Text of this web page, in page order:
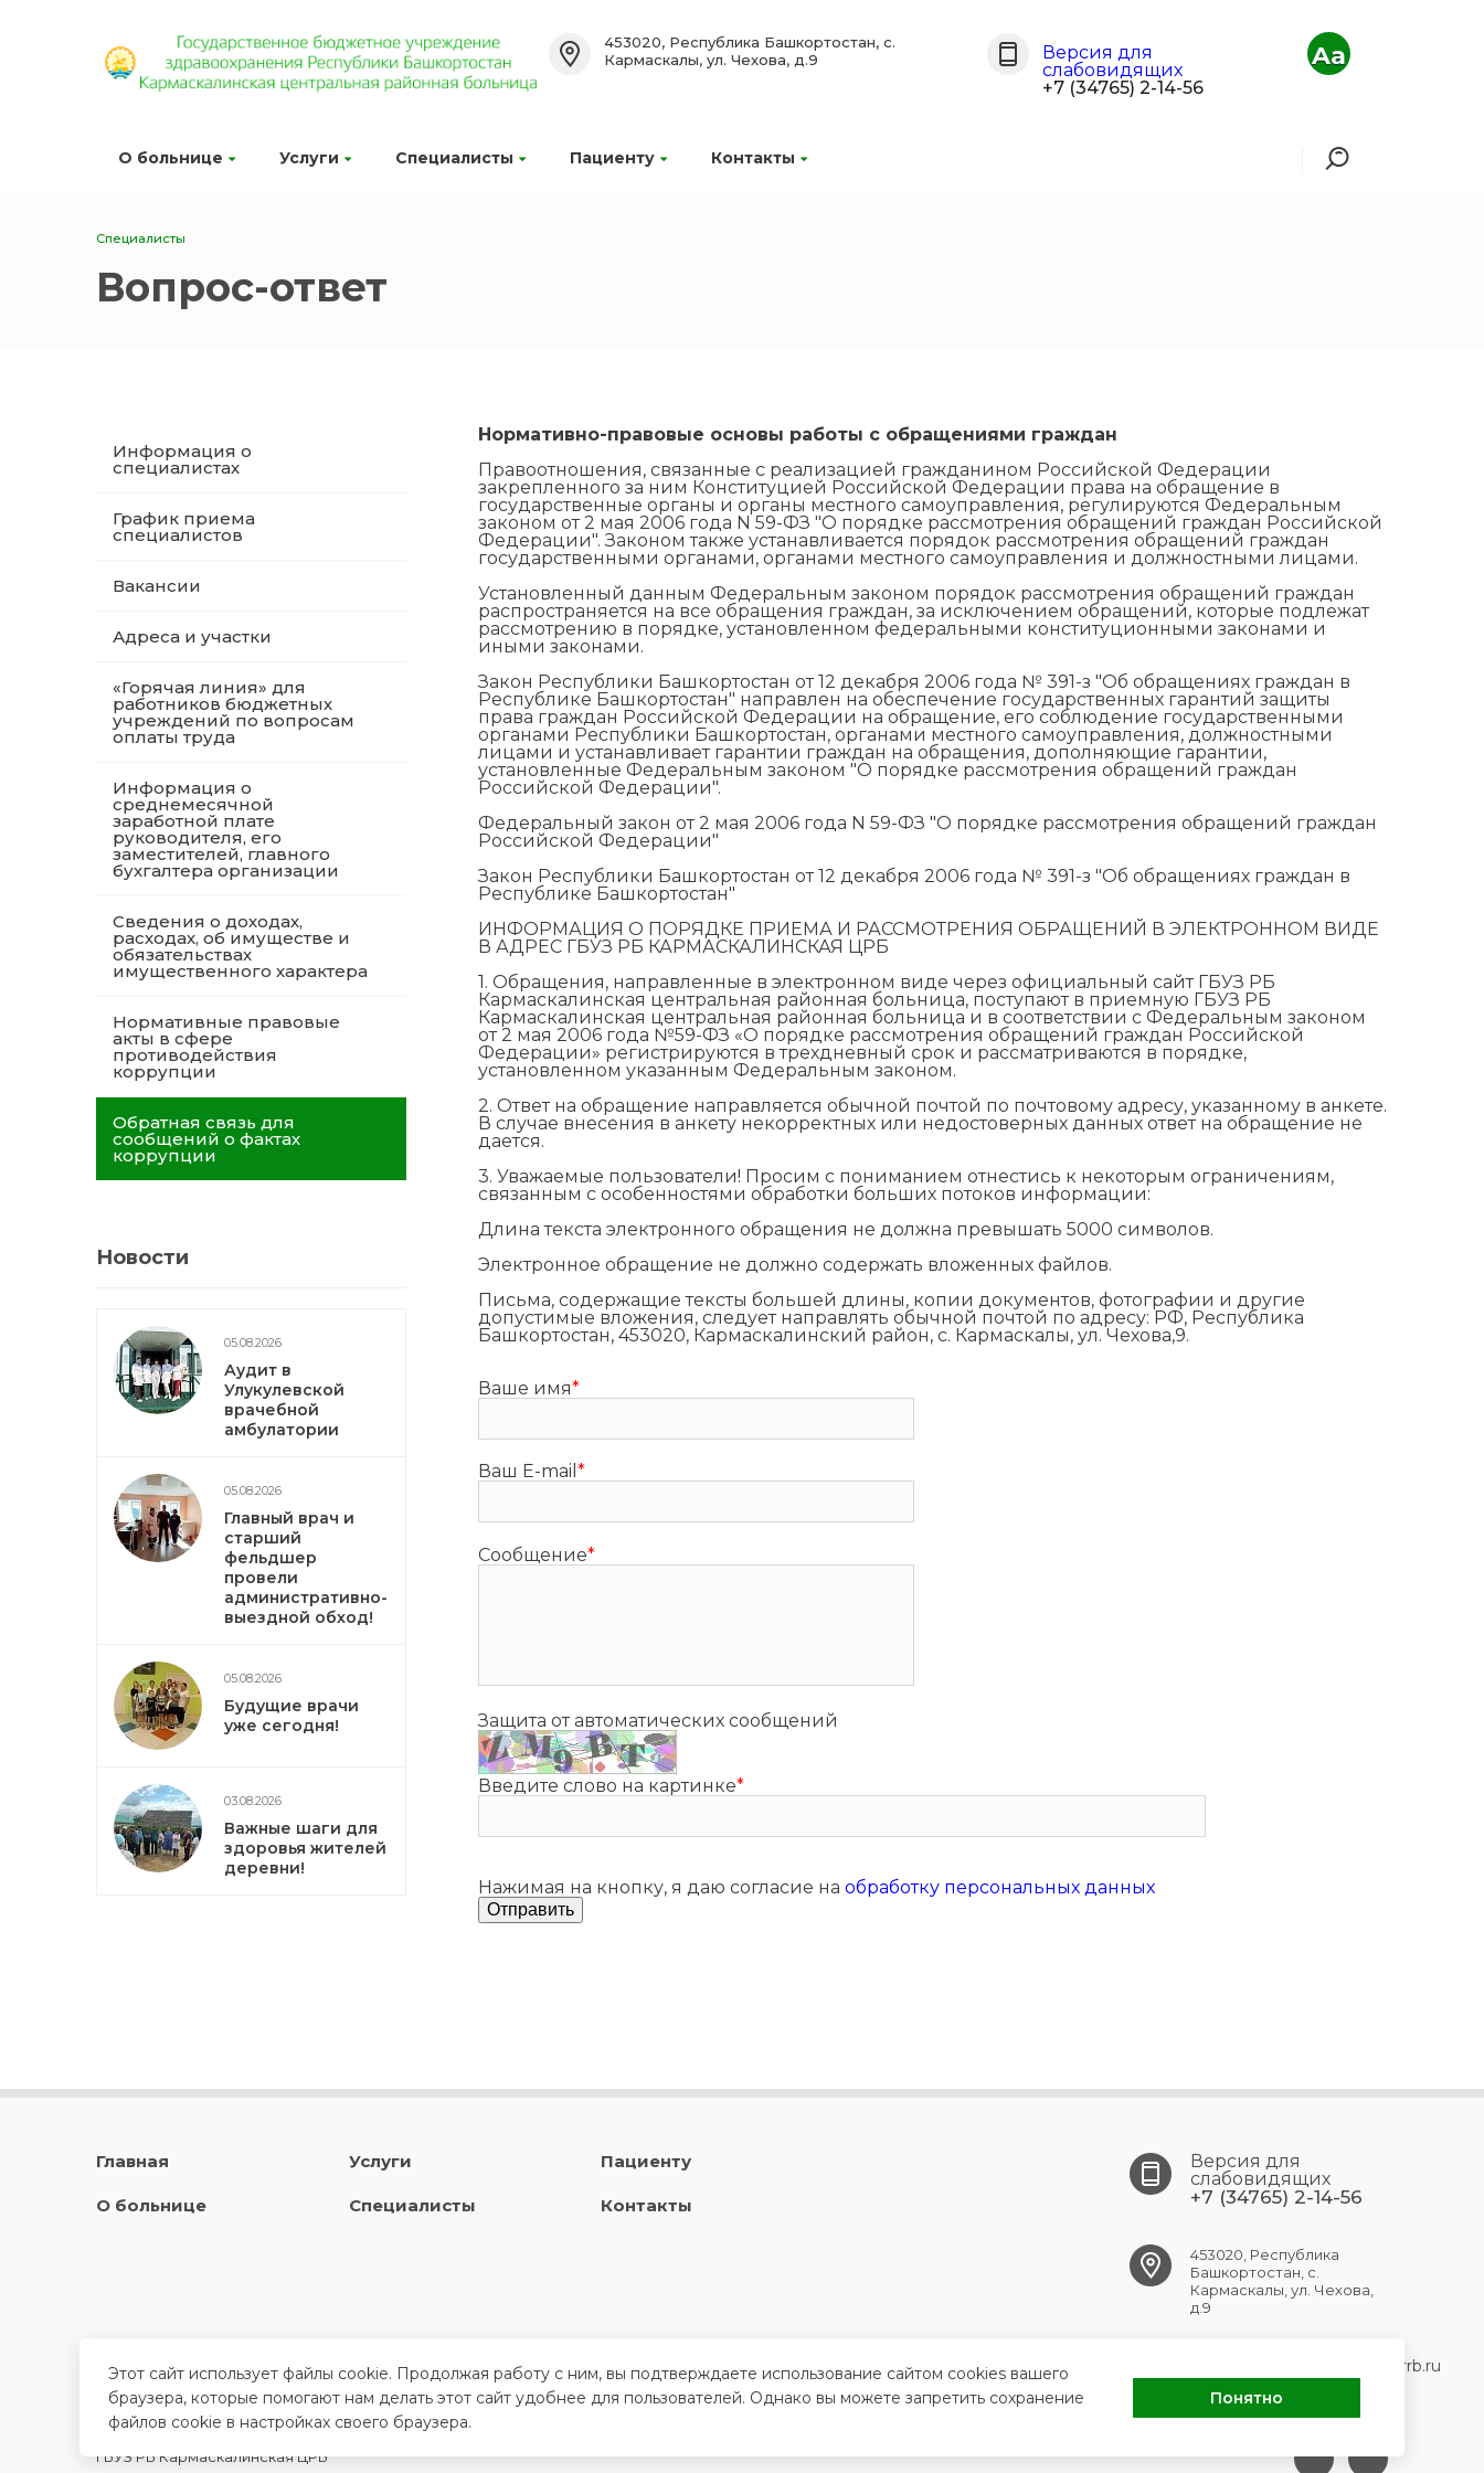
О больнице Услуги Специалисты Пациенту Контакты
453020, Республика Башкортостан, с.
Кармаскалы, ул. Чехова, д.9
Версия для
слабовидящих
+7 (34765) 2-14-56
Aa
Специалисты
Вопрос-ответ
Информация о
специалистах
График приема
специалистов
Вакансии
Адреса и участки
«Горячая линия» для
работников бюджетных
учреждений по вопросам
оплаты труда
Информация о
среднемесячной
заработной плате
руководителя, его
заместителей, главного
бухгалтера организации
Сведения о доходах,
расходах, об имуществе и
обязательствах
имущественного характера
Нормативные правовые
акты в сфере
противодействия
коррупции
Обратная связь для
сообщений о фактах
коррупции
Новости
05.08.2026
Аудит в
Улукулевской
врачебной
амбулатории
05.08.2026
Главный врач и
старший
фельдшер
провели
административно-
выездной обход!
05.08.2026
Будущие врачи
уже сегодня!
03.08.2026
Важные шаги для
здоровья жителей
деревни!
Нормативно-правовые основы работы с обращениями граждан
Правоотношения, связанные с реализацией гражданином Российской Федерации
закрепленного за ним Конституцией Российской Федерации права на обращение в
государственные органы и органы местного самоуправления, регулируются Федеральным
законом от 2 мая 2006 года N 59-ФЗ "О порядке рассмотрения обращений граждан Российской
Федерации". Законом также устанавливается порядок рассмотрения обращений граждан
государственными органами, органами местного самоуправления и должностными лицами.
Установленный данным Федеральным законом порядок рассмотрения обращений граждан
распространяется на все обращения граждан, за исключением обращений, которые подлежат
рассмотрению в порядке, установленном федеральными конституционными законами и
иными законами.
Закон Республики Башкортостан от 12 декабря 2006 года № 391-з "Об обращениях граждан в
Республике Башкортостан" направлен на обеспечение государственных гарантий защиты
права граждан Российской Федерации на обращение, его соблюдение государственными
органами Республики Башкортостан, органами местного самоуправления, должностными
лицами и устанавливает гарантии граждан на обращения, дополняющие гарантии,
установленные Федеральным законом "О порядке рассмотрения обращений граждан
Российской Федерации".
Федеральный закон от 2 мая 2006 года N 59-ФЗ "О порядке рассмотрения обращений граждан
Российской Федерации"
Закон Республики Башкортостан от 12 декабря 2006 года № 391-з "Об обращениях граждан в
Республике Башкортостан"
ИНФОРМАЦИЯ О ПОРЯДКЕ ПРИЕМА И РАССМОТРЕНИЯ ОБРАЩЕНИЙ В ЭЛЕКТРОННОМ ВИДЕ
В АДРЕС ГБУЗ РБ КАРМАСКАЛИНСКАЯ ЦРБ
1. Обращения, направленные в электронном виде через официальный сайт ГБУЗ РБ
Кармаскалинская центральная районная больница, поступают в приемную ГБУЗ РБ
Кармаскалинская центральная районная больница и в соответствии с Федеральным законом
от 2 мая 2006 года №59-ФЗ «О порядке рассмотрения обращений граждан Российской
Федерации» регистрируются в трехдневный срок и рассматриваются в порядке,
установленном указанным Федеральным законом.
2. Ответ на обращение направляется обычной почтой по почтовому адресу, указанному в анкете.
В случае внесения в анкету некорректных или недостоверных данных ответ на обращение не
дается.
3. Уважаемые пользователи! Просим с пониманием отнестись к некоторым ограничениям,
связанным с особенностями обработки больших потоков информации:
Длина текста электронного обращения не должна превышать 5000 символов.
Электронное обращение не должно содержать вложенных файлов.
Письма, содержащие тексты большей длины, копии документов, фотографии и другие
допустимые вложения, следует направлять обычной почтой по адресу: РФ, Республика
Башкортостан, 453020, Кармаскалинский район, с. Кармаскалы, ул. Чехова,9.
Ваше имя*
Ваш E-mail *
Сообщение*
Защита от автоматических сообщений
Введите слово на картинке*
Нажимая на кнопку, я даю согласие на обработку персональных данных
Главная
О больнице
Услуги
Специалисты
Пациенту
Контакты
Версия для
слабовидящих
+7 (34765) 2-14-56
453020, Республика
Башкортостан, с.
Кармаскалы, ул. Чехова,
д.9
KARMASKALY.CRB@doctorrb.ru
ГБУЗ РБ Кармаскалинская ЦРБ
Этот сайт использует файлы cookie. Продолжая работу с ним, вы подтверждаете использование сайтом cookies вашего
браузера, которые помогают нам делать этот сайт удобнее для пользователей. Однако вы можете запретить сохранение
файлов cookie в настройках своего браузера.
Понятно